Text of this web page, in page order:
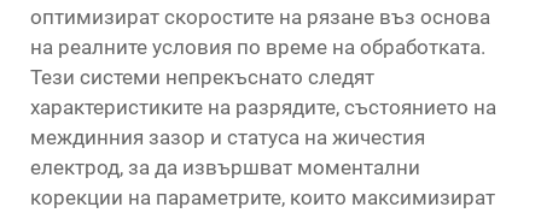
оптимизират скоростите на рязане въз основа
на реалните условия по време на обработката.
Тези системи непрекъснато следят
характеристиките на разрядите, състоянието на
междинния зазор и статуса на жичестия
електрод, за да извършват моментални
корекции на параметрите, които максимизират